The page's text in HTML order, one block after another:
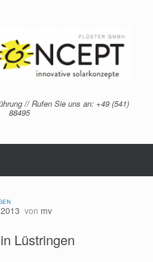
// Rufen Sie uns an: +49 (541)
88495
von mv
Lüstringen